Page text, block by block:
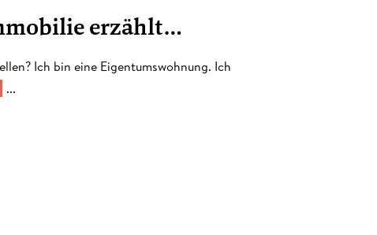
erzählt…
Ich bin eine Eigentumswohnung. Ich
...